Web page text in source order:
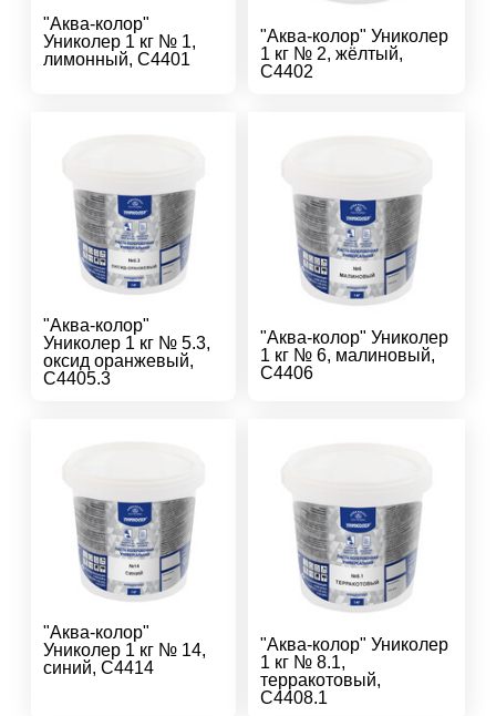
"Аква-колор"
Униколер 1 кг № 1,
лимонный, С4401
"Аква-колор" Униколер
1 кг № 2, жёлтый,
С4402
"Аква-колор"
Униколер 1 кг № 5.3,
оксид оранжевый,
С4405.3
"Аква-колор" Униколер
1 кг № 6, малиновый,
С4406
"Аква-колор"
Униколер 1 кг № 14,
синий, С4414
"Аква-колор" Униколер
1 кг № 8.1,
терракотовый,
С4408.1